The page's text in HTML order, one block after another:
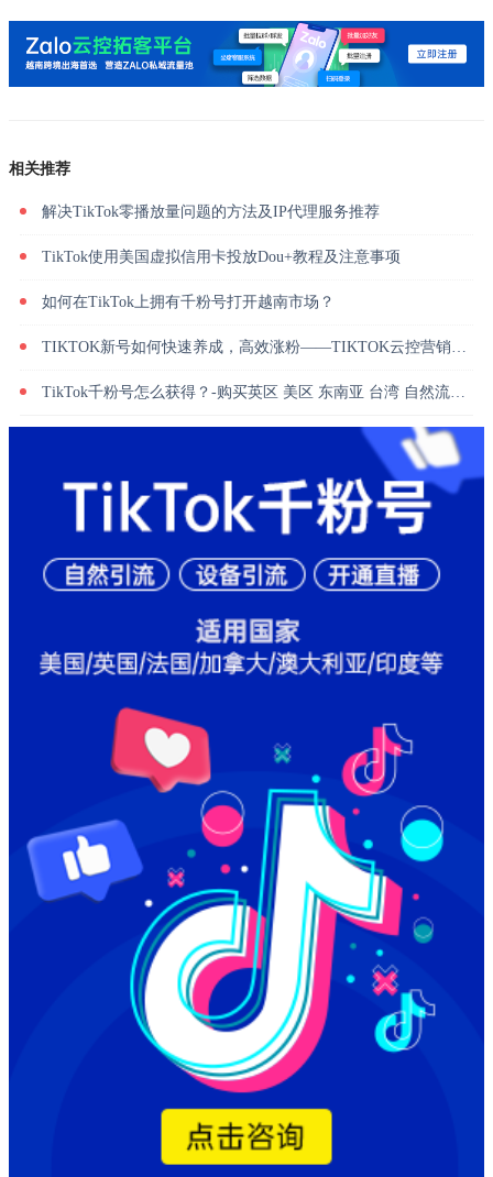
相关推荐
解决TikTok零播放量问题的方法及IP代理服务推荐
TikTok使用美国虚拟信用卡投放Dou+教程及注意事项
如何在TikTok上拥有千粉号打开越南市场？
TIKTOK新号如何快速养成，高效涨粉——TIKTOK云控营销系统
TikTok千粉号怎么获得？-购买英区 美区 东南亚 台湾 自然流量千粉